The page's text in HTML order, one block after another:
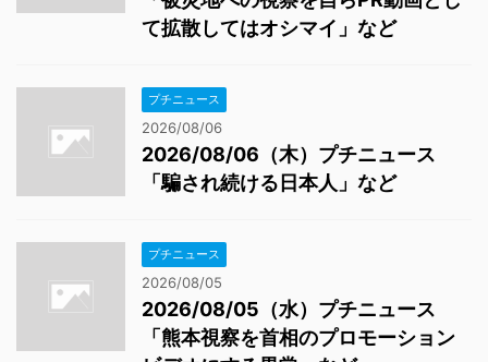
て拡散してはオシマイ」など
プチニュース
2026/08/06
2026/08/06（木）プチニュース
「騙され続ける日本人」など
プチニュース
2026/08/05
2026/08/05（水）プチニュース
「熊本視察を首相のプロモーション